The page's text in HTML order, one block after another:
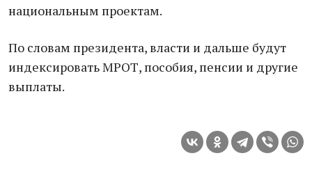
национальным проектам.
По словам президента, власти и дальше будут
индексировать МРОТ, пособия, пенсии и другие
выплаты.